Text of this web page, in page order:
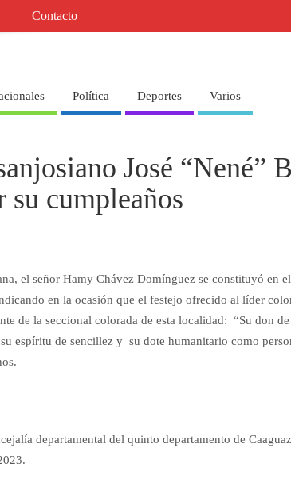
Contacto
Política Deportes Varios
José “Nené”
su cumpleaños
el señor Hamy Chávez Domínguez se constituyó en
en la ocasión que el festejo ofrecido al líder
de la seccional colorada de esta localidad: “Su don
espíritu de sencillez y su dote humanitario como
departamental del quinto departamento de